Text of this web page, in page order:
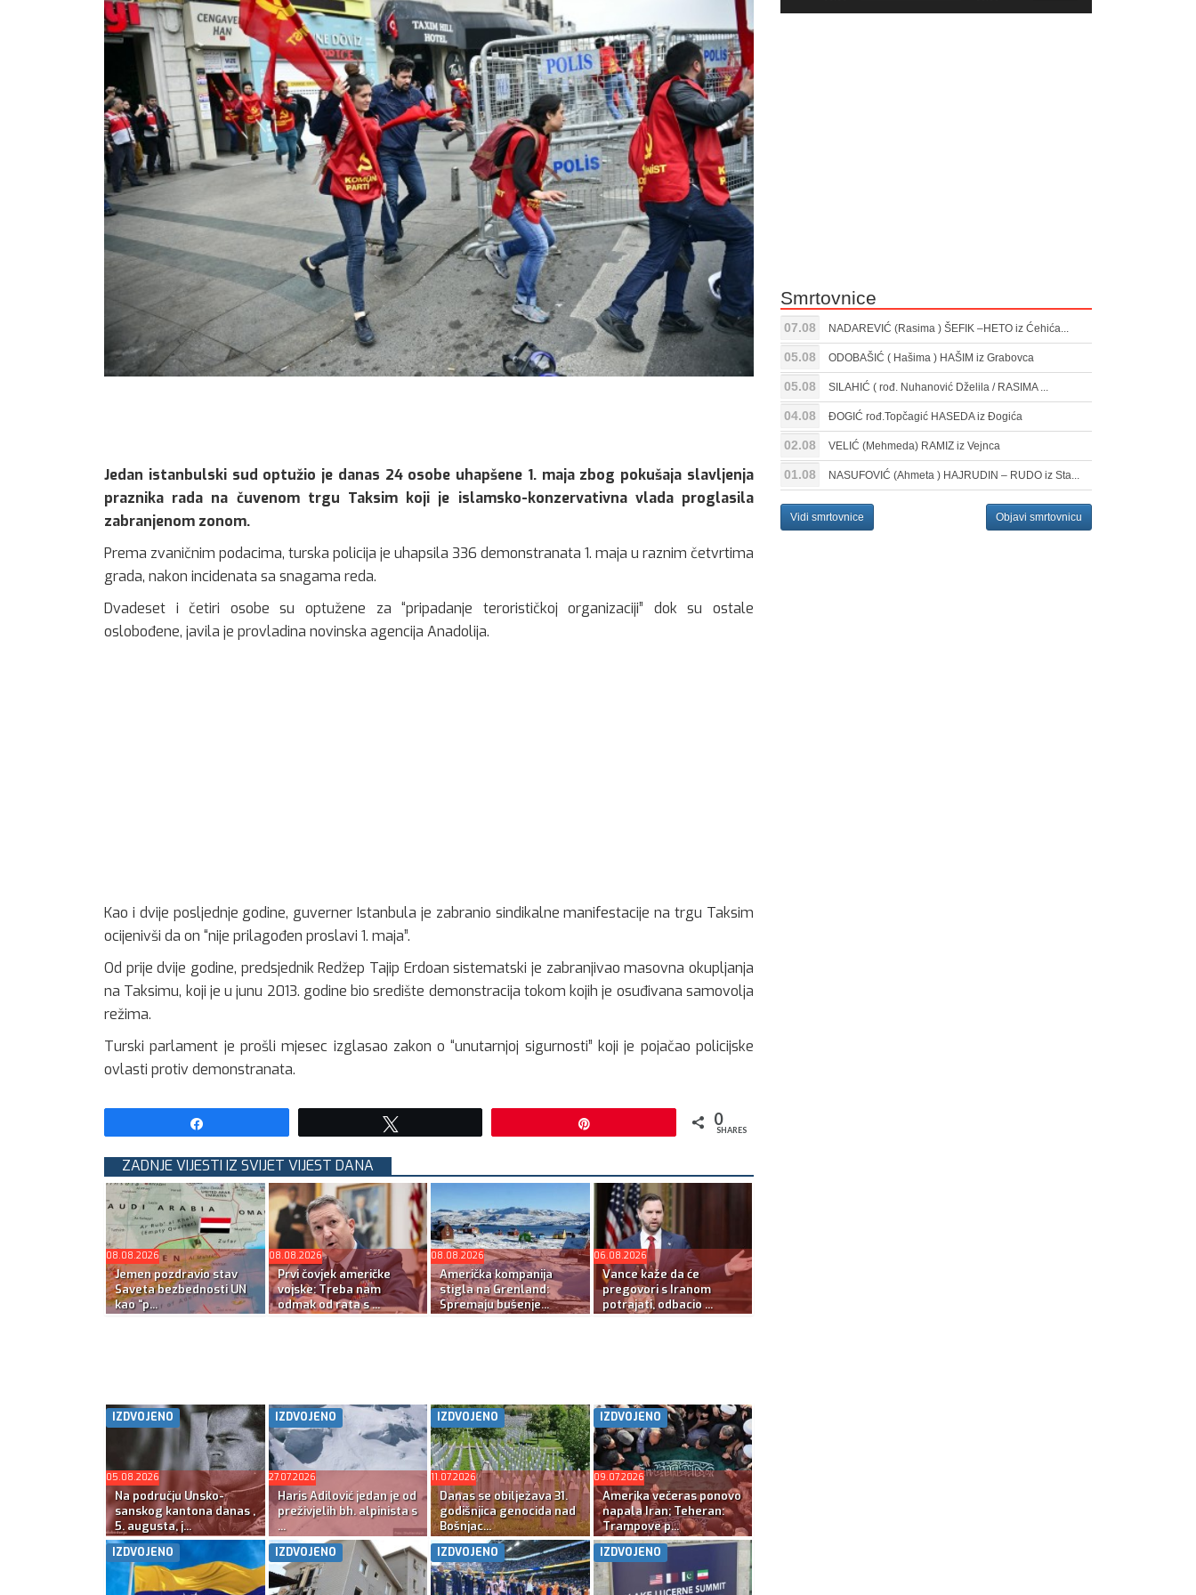
Jedan istanbulski sud optužio je danas 24 osobe uhapšene 1. maja zbog pokušaja slavljenja
praznika rada na čuvenom trgu Taksim koji je islamsko-konzervativna vlada proglasila
zabranjenom zonom.
Prema zvaničnim podacima, turska policija je uhapsila 336 demonstranata 1. maja u raznim četvrtima
grada, nakon incidenata sa snagama reda.
Dvadeset i četiri osobe su optužene za “pripadanje terorističkoj organizaciji” dok su ostale
oslobođene, javila je provladina novinska agencija Anadolija.
Kao i dvije posljednje godine, guverner Istanbula je zabranio sindikalne manifestacije na trgu Taksim
ocijenivši da on “nije prilagođen proslavi 1. maja”.
Od prije dvije godine, predsjednik Redžep Tajip Erdoan sistematski je zabranjivao masovna okupljanja
na Taksimu, koji je u junu 2013. godine bio središte demonstracija tokom kojih je osuđivana samovolja
režima.
Turski parlament je prošli mjesec izglasao zakon o “unutarnjoj sigurnosti” koji je pojačao policijske
ovlasti protiv demonstranata.
0
SHARES
ZADNJE VIJESTI IZ SVIJET VIJEST DANA
08.08.2026
Jemen pozdravio stav
Saveta bezbednosti UN
kao “p...
08.08.2026
Prvi čovjek američke
vojske: Treba nam
odmak od rata s ...
08.08.2026
Američka kompanija
stigla na Grenland:
Spremaju bušenje...
06.08.2026
Vance kaže da će
pregovori s Iranom
potrajati, odbacio ...
IZDVOJENO
05.08.2026
Na području Unsko-
sanskog kantona danas ,
5. augusta, j...
IZDVOJENO
27.07.2026
Haris Adilović jedan je od
preživjelih bh. alpinista s
...
IZDVOJENO
11.07.2026
Danas se obilježava 31.
godišnjica genocida nad
Bošnjac...
IZDVOJENO
09.07.2026
Amerika večeras ponovo
napala Iran; Teheran:
Trampove p...
IZDVOJENO IZDVOJENO IZDVOJENO IZDVOJENO
Gore/Dole
Smrtovnice
07.08 NADAREVIĆ (Rasima ) ŠEFIK –HETO iz Ćehića...
05.08 ODOBAŠIĆ ( Hašima ) HAŠIM iz Grabovca
05.08 SILAHIĆ ( rođ. Nuhanović Dželila / RASIMA ...
04.08 ĐOGIĆ rođ.Topčagić HASEDA iz Đogića
02.08 VELIĆ (Mehmeda) RAMIZ iz Vejnca
01.08 NASUFOVIĆ (Ahmeta ) HAJRUDIN – RUDO iz Sta...
Vidi smrtovnice Objavi smrtovnicu